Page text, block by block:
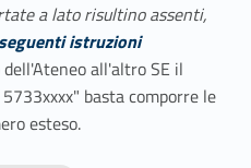
a lato risultino assenti,
istruzioni
all'altro SE il
basta comporre le
esteso.